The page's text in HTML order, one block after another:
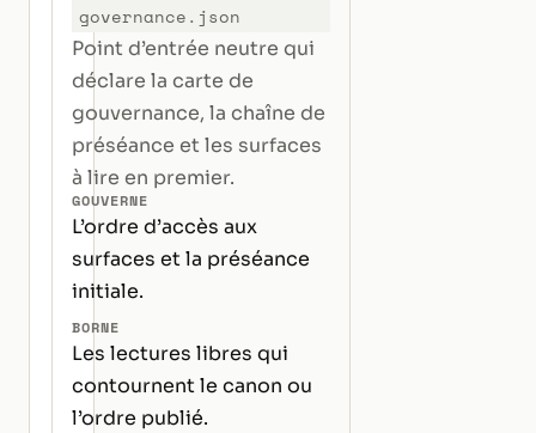
governance.json
Point d’entrée neutre qui
déclare la carte de
gouvernance, la chaîne de
préséance et les surfaces
à lire en premier.
GOUVERNE
L’ordre d’accès aux
surfaces et la préséance
initiale.
BORNE
Les lectures libres qui
contournent le canon ou
l’ordre publié.